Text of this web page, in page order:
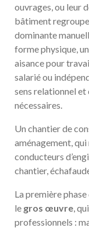
ouvrages, ou leur
bâtiment
dominante
forme physique,
aisance pour
salarié ou
sens relationnel
nécessaires.
Un chantier de
aménagement, qui
conducteurs
chantier,
La première
le gros œuvre ,
professionnels :